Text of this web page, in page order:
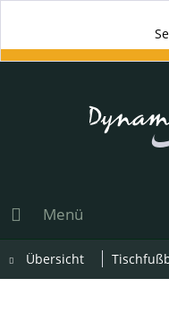
Menü
Übersicht